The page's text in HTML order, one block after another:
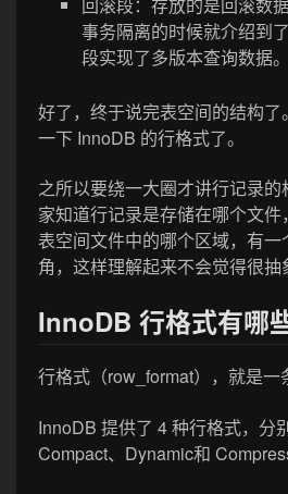
事务隔离的时候就介绍到
段实现了多版本查询数据。
好了，终于说完表空间的结构
一下 InnoDB 的行格式了。
之所以要绕一大圈才讲行记录
家知道行记录是存储在哪个文
表空间文件中的哪个区域，有
角，这样理解起来不会觉得很抽
InnoDB 行格式有哪
行格式（row_format），就是一
InnoDB 提供了 4 种行格式，分
Compact、Dynamic和